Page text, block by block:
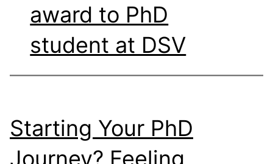
award to PhD
student at DSV
Starting Your PhD
Journey? Feeling